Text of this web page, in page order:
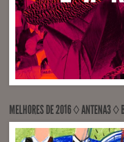
MELHORES DE 2016 ◊ ANTENA3